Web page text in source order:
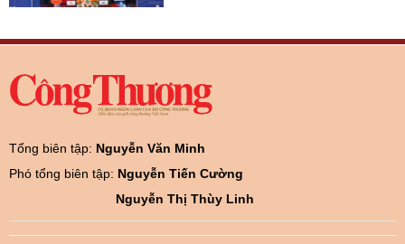
Tổng biên tập: Nguyễn Văn Minh
Phó tổng biên tập: Nguyễn Tiến Cường
Nguyễn Thị Thùy Linh